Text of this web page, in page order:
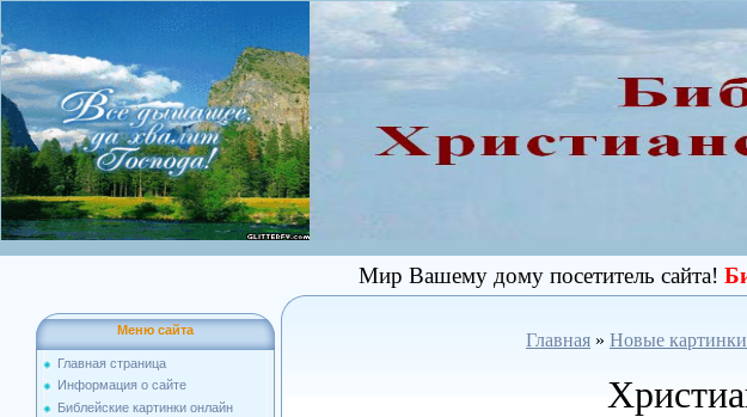
Мир Вашему дому посетитель сайта!
Меню сайта
Главная страница
Информация о сайте
Библейские картинки онлайн
Главная » Новые картинки